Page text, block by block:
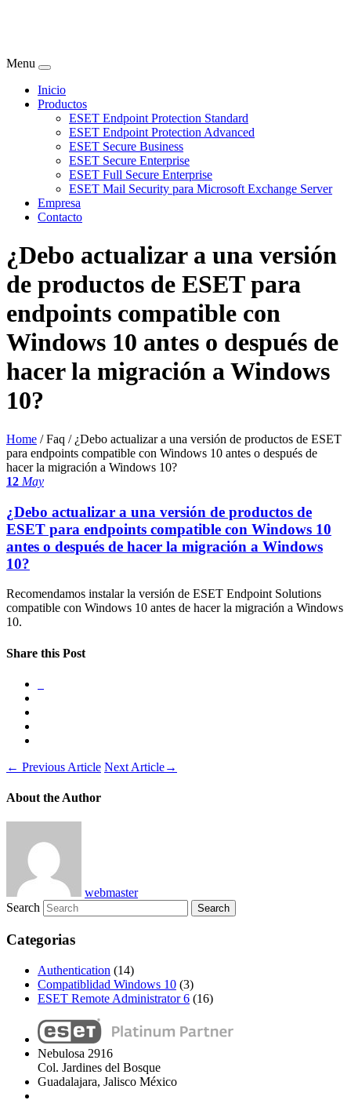
Menu
Inicio
Productos
ESET Endpoint Protection Standard
ESET Endpoint Protection Advanced
ESET Secure Business
ESET Secure Enterprise
ESET Full Secure Enterprise
ESET Mail Security para Microsoft Exchange Server
Empresa
Contacto
¿Debo actualizar a una versión
de productos de ESET para
endpoints compatible con
Windows 10 antes o después de
hacer la migración a Windows
10?
Home / Faq / ¿Debo actualizar a una versión de productos de ESET
para endpoints compatible con Windows 10 antes o después de
hacer la migración a Windows 10?
12 May
¿Debo actualizar a una versión de productos de
ESET para endpoints compatible con Windows 10
antes o después de hacer la migración a Windows
10?
Recomendamos instalar la versión de ESET Endpoint Solutions
compatible con Windows 10 antes de hacer la migración a Windows
10.
Share this Post
← Previous Article Next Article→
About the Author
webmaster
Search
Categorias
Authentication (14)
Compatiblidad Windows 10 (3)
ESET Remote Administrator 6 (16)
Nebulosa 2916
Col. Jardines del Bosque
Guadalajara, Jalisco México